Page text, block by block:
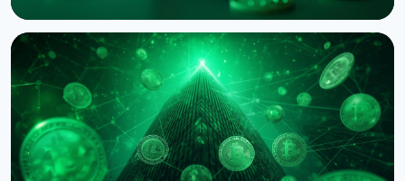
НОВИНА
Western Union запустив Stablecard для переказів
у доларовому стейблкоїні
6 серпня 2026 р.5 хв читання